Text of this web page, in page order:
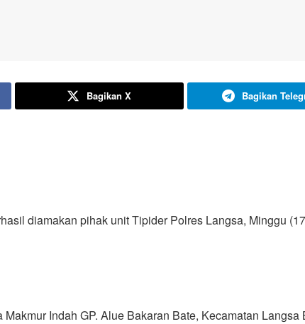
Bagikan X Bagikan
diamakan pihak unit Tipider Polres Langsa, Minggu
Indah GP. Alue Bakaran Bate, Kecamatan Langsa